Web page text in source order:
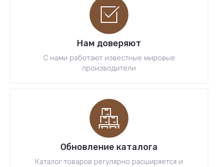
Нам доверяют
С нами работают известные мировые
производители
Обновление каталога
Каталог товаров регулярно расширяется и